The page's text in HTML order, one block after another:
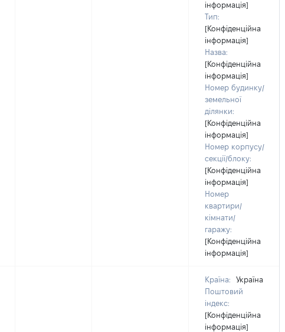
інформація]
Тип:
[Конфіденційна
інформація]
Назва:
[Конфіденційна
інформація]
Номер будинку/
земельної
ділянки:
[Конфіденційна
інформація]
Номер корпусу/
секції/блоку:
[Конфіденційна
інформація]
Номер
квартири/
кімнати/
гаражу:
[Конфіденційна
інформація]
Країна:
Україна
Поштовий
індекс:
[Конфіденційна
інформація]